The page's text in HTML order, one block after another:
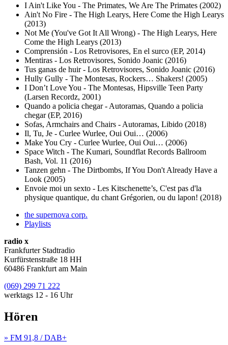
I Ain't Like You - The Primates, We Are The Primates (2002)
Ain't No Fire - The High Learys, Here Come the High Learys
(2013)
Not Me (You've Got It All Wrong) - The High Learys, Here
Come the High Learys (2013)
Comprensión - Los Retrovisores, En el surco (EP, 2014)
Mentiras - Los Retrovisores, Sonido Joanic (2016)
Tus ganas de huir - Los Retrovisores, Sonido Joanic (2016)
Hully Gully - The Montesas, Rockers… Shakers! (2005)
I Don’t Love You - The Montesas, Hipsville Teen Party
(Larsen Recordz, 2001)
Quando a policia chegar - Autoramas, Quando a policia
chegar (EP, 2016)
Sofas, Armchairs and Chairs - Autoramas, Libido (2018)
Il, Tu, Je - Curlee Wurlee, Oui Oui… (2006)
Make You Cry - Curlee Wurlee, Oui Oui… (2006)
Space Witch - The Kumari, Soundflat Records Ballroom
Bash, Vol. 11 (2016)
Tanzen gehn - The Dirtbombs, If You Don't Already Have a
Look (2005)
Envoie moi un sexto - Les Kitschenette’s, C'est pas d'la
physique quantique, du chant Grégorien, ou du lapon! (2018)
the supernova corp.
Playlists
radio x
Frankfurter Stadtradio
Kurfürstenstraße 18 HH
60486 Frankfurt am Main
(069) 299 71 222
werktags 12 - 16 Uhr
Hören
» FM 91,8 / DAB+